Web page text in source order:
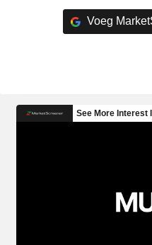
Voeg